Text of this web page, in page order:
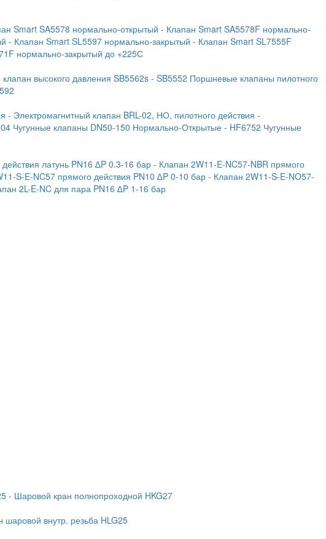
Smart SA5578 нормально-открытый - Клапан Smart SA5578F нормально-
- Клапан Smart SL5597 нормально-закрытый - Клапан Smart SL7555F
нормально-закрытый до +225С
высокого давления SB5562s - SB5552 Поршневые клапаны пилотного
- Электромагнитный клапан BRL-02, НО, пилотного действия -
Чугунные клапаны DN50-150 Нормально-Открытые - HF6752 Чугунные
латунь PN16 ∆P 0.3-16 бар - Клапан 2W11-E-NC57-NBR прямого
S-E-NC57 прямого действия PN10 ∆P 0-10 бар- Клапан 2W11-S-E-NO57-
2L-E-NC для пара PN16 ∆P 1-16 бар
- Шаровой кран полнопроходной HKG27
шаровой внутр. резьба HLG25